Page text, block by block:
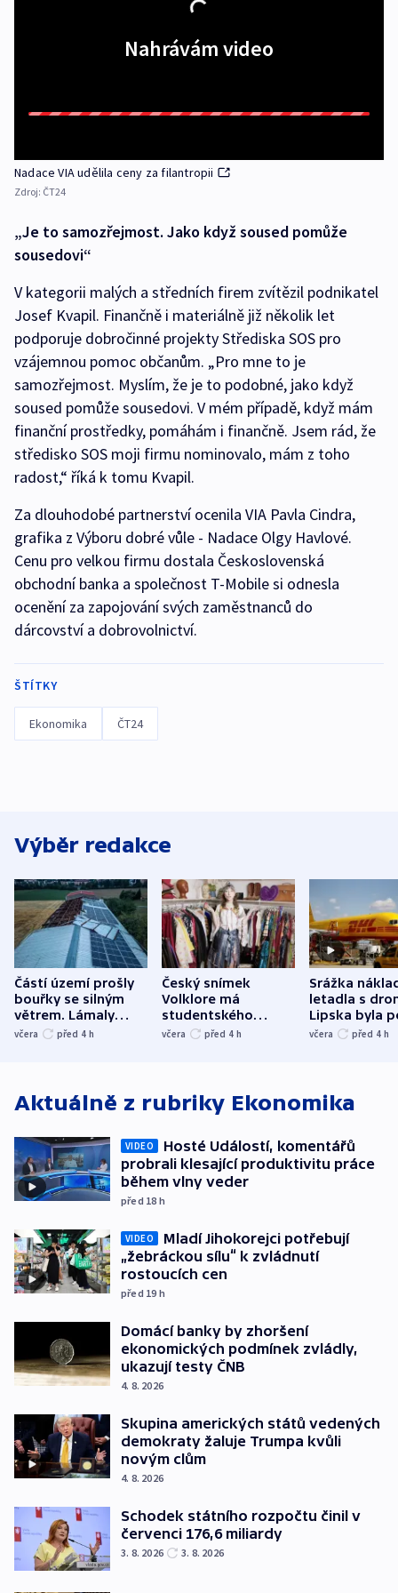
Nahrávám video
Nadace VIA udělila ceny za filantropii
Zdroj: ČT24
„Je to samozřejmost. Jako když soused pomůže
sousedovi“
V kategorii malých a středních firem zvítězil podnikatel
Josef Kvapil. Finančně i materiálně již několik let
podporuje dobročinné projekty Střediska SOS pro
vzájemnou pomoc občanům. „Pro mne to je
samozřejmost. Myslím, že je to podobné, jako když
soused pomůže sousedovi. V mém případě, když mám
finanční prostředky, pomáhám i finančně. Jsem rád, že
středisko SOS moji firmu nominovalo, mám z toho
radost,“ říká k tomu Kvapil.
Za dlouhodobé partnerství ocenila VIA Pavla Cindra,
grafika z Výboru dobré vůle - Nadace Olgy Havlové.
Cenu pro velkou firmu dostala Československá
obchodní banka a společnost T-Mobile si odnesla
ocenění za zapojování svých zaměstnanců do
dárcovství a dobrovolnictví.
ŠTÍTKY
Ekonomika ČT24
Výběr redakce
Částí území prošly
bouřky se silným
větrem. Lámaly
stromy a poničily
včera před 4 h
Český snímek
Volklore má
studentského
Oscara, zabojuje o
včera před 4 h
Srážka
letadla s
Lipska byla
německého
včera před 4 h
Aktuálně z rubriky Ekonomika
VIDEO
Hosté Událostí, komentářů
probrali klesající produktivitu práce
během vlny veder
před 18 h
VIDEO
Mladí Jihokorejci potřebují
„žebráckou sílu“ k zvládnutí
rostoucích cen
před 19 h
Domácí banky by zhoršení
ekonomických podmínek zvládly,
ukazují testy ČNB
4. 8. 2026
Skupina amerických států vedených
demokraty žaluje Trumpa kvůli
novým clům
4. 8. 2026
Schodek státního rozpočtu činil v
červenci 176,6 miliardy
3. 8. 2026 3. 8. 2026